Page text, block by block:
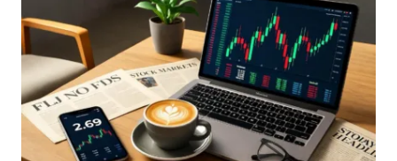
que a região poderá exportar até 120 milhões de […]